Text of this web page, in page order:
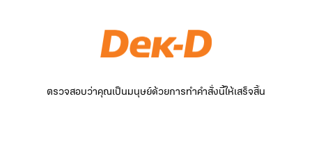
ตรวจสอบว่าคุณเป็นมนุษย์ด้วยการทำคำสั่งนี้ให้เสร็จสิ้น